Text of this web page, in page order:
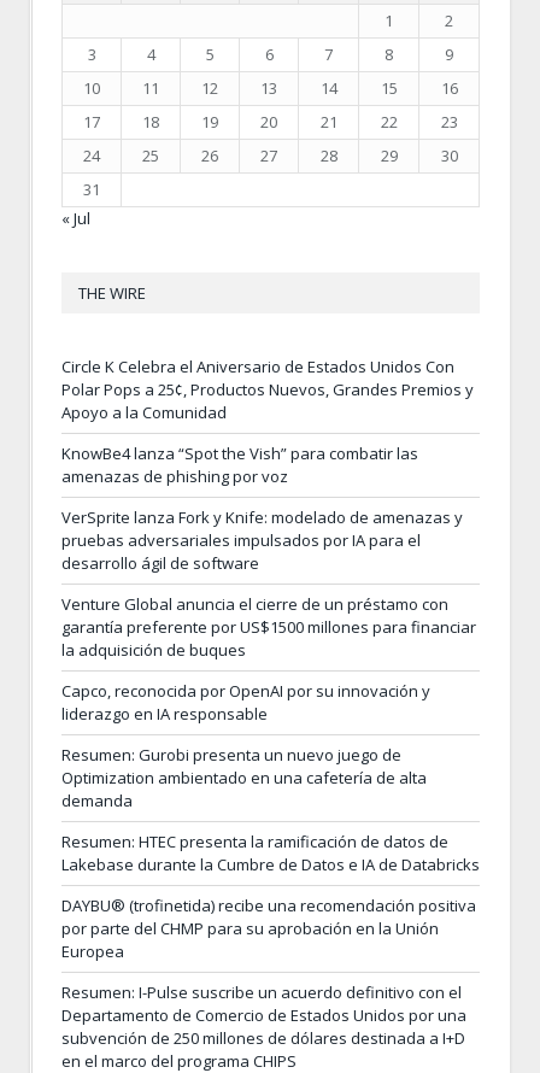
1
2
3
4 5 6 7 8
9
10
11 12 13 14 15
16
17
18 19 20 21 22
23
24
25 26 27 28 29
30
31
« Jul
THE WIRE
Circle K Celebra el Aniversario de Estados Unidos Con
Polar Pops a 25¢, Productos Nuevos, Grandes Premios y
Apoyo a la Comunidad
KnowBe4 lanza “Spot the Vish” para combatir las
amenazas de phishing por voz
VerSprite lanza Fork y Knife: modelado de amenazas y
pruebas adversariales impulsados por IA para el
desarrollo ágil de software
Venture Global anuncia el cierre de un préstamo con
garantía preferente por US$1500 millones para financiar
la adquisición de buques
Capco, reconocida por OpenAI por su innovación y
liderazgo en IA responsable
Resumen: Gurobi presenta un nuevo juego de
Optimization ambientado en una cafetería de alta
demanda
Resumen: HTEC presenta la ramificación de datos de
Lakebase durante la Cumbre de Datos e IA de Databricks
DAYBU® (trofinetida) recibe una recomendación positiva
por parte del CHMP para su aprobación en la Unión
Europea
Resumen: I-Pulse suscribe un acuerdo definitivo con el
Departamento de Comercio de Estados Unidos por una
subvención de 250 millones de dólares destinada a I+D
en el marco del programa CHIPS